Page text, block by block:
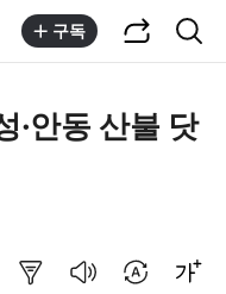
구독
·안동 산불 닷